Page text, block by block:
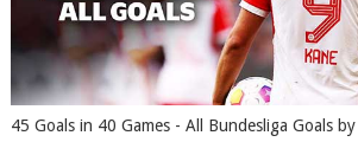
45 Goals in 40 Games - All Bundesliga Goals